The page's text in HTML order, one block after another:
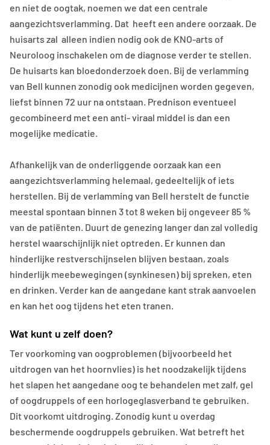
en niet de oogtak, noemen we dat een centrale
aangezichtsverlamming. Dat heeft een andere oorzaak. De
huisarts zal alleen indien nodig ook de KNO-arts of
Neuroloog inschakelen om de diagnose verder te stellen.
De huisarts kan bloedonderzoek doen. Bij de verlamming
van Bell kunnen zonodig ook medicijnen worden gegeven,
liefst binnen 72 uur na ontstaan. Prednison eventueel
gecombineerd met een anti- viraal middel is dan een
mogelijke medicatie.
Afhankelijk van de onderliggende oorzaak kan een
aangezichtsverlamming helemaal, gedeeltelijk of iets
herstellen. Bij de verlamming van Bell herstelt de functie
meestal spontaan binnen 3 tot 8 weken bij ongeveer 85 %
van de patiënten. Duurt de genezing langer dan zal volledig
herstel waarschijnlijk niet optreden. Er kunnen dan
hinderlijke restverschijnselen blijven bestaan, zoals
hinderlijk meebewegingen (synkinesen) bij spreken, eten
en drinken. Verder kan de aangedane kant strak aanvoelen
en kan het oog tijdens het eten tranen.
Wat kunt u zelf doen?
Ter voorkoming van oogproblemen (bijvoorbeeld het
uitdrogen van het hoornvlies) is het noodzakelijk tijdens
het slapen het aangedane oog te behandelen met zalf, gel
of oogdruppels of een horlogeglasverband te gebruiken.
Dit voorkomt uitdroging. Zonodig kunt u overdag
beschermende oogdruppels gebruiken. Wat betreft het